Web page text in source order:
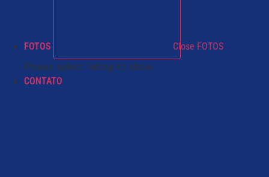
FOTOS Close FOTOS
Please select listing to show.
CONTATO